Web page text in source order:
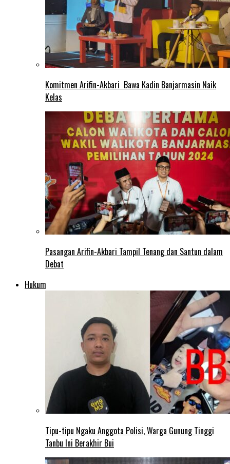
Komitmen Arifin-Akbari Bawa Kadin Banjarmasin Naik
Kelas
Pasangan Arifin-Akbari Tampil Tenang dan Santun dalam
Debat
Hukum
Tipu-tipu Ngaku Anggota Polisi, Warga Gunung Tinggi
Tanbu Ini Berakhir Bui